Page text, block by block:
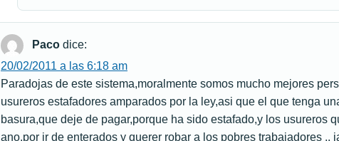
Paco dice:
20/02/2011 a las 6:18 am
Paradojas de este sistema,moralmente somos mucho mejores
usureros estafadores amparados por la ley,asi que el que tenga
basura,que deje de pagar,porque ha sido estafado,y los usureros
ano,por ir de enterados y querer robar a los pobres trabajadores ..